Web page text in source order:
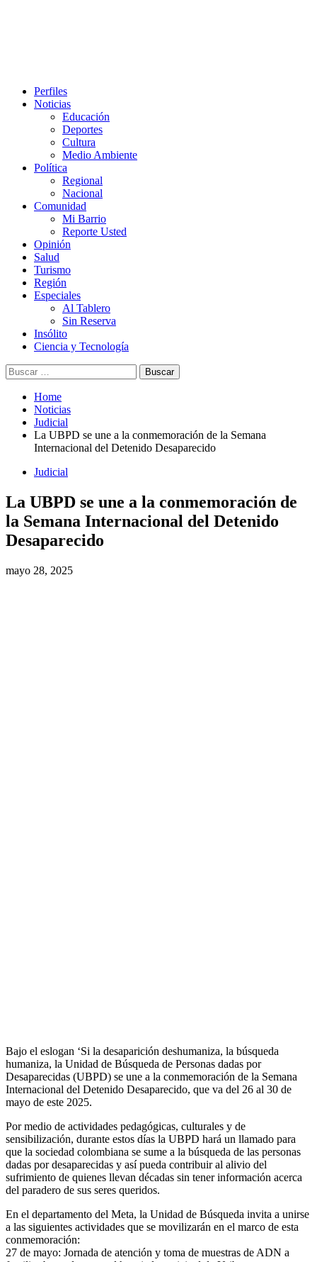
Perfiles
Noticias
Educación
Deportes
Cultura
Medio Ambiente
Política
Regional
Nacional
Comunidad
Mi Barrio
Reporte Usted
Opinión
Salud
Turismo
Región
Especiales
Al Tablero
Sin Reserva
Insólito
Ciencia y Tecnología
Home
Noticias
Judicial
La UBPD se une a la conmemoración de la Semana
Internacional del Detenido Desaparecido
Judicial
La UBPD se une a la conmemoración de
la Semana Internacional del Detenido
Desaparecido
mayo 28, 2025
Bajo el eslogan ‘Si la desaparición deshumaniza, la búsqueda
humaniza, la Unidad de Búsqueda de Personas dadas por
Desaparecidas (UBPD) se une a la conmemoración de la Semana
Internacional del Detenido Desaparecido, que va del 26 al 30 de
mayo de este 2025.
Por medio de actividades pedagógicas, culturales y de
sensibilización, durante estos días la UBPD hará un llamado para
que la sociedad colombiana se sume a la búsqueda de las personas
dadas por desaparecidas y así pueda contribuir al alivio del
sufrimiento de quienes llevan décadas sin tener información acerca
del paradero de sus seres queridos.
En el departamento del Meta, la Unidad de Búsqueda invita a unirse
a las siguientes actividades que se movilizarán en el marco de esta
conmemoración:
27 de mayo: Jornada de atención y toma de muestras de ADN a